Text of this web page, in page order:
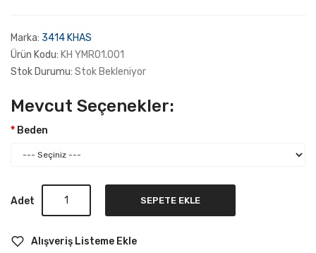
Marka: 3414 KHAS
Ürün Kodu: KH YMR01.001
Stok Durumu: Stok Bekleniyor
Mevcut Seçenekler:
Beden
Adet SEPETE EKLE
Alışveriş Listeme Ekle